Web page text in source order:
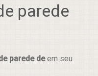
parede
parede deem seu